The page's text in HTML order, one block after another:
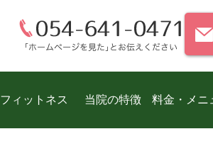
フィットネス 当院の特徴 料金・メニ